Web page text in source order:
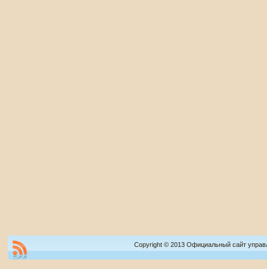
Copyright © 2013 Официальный сайт